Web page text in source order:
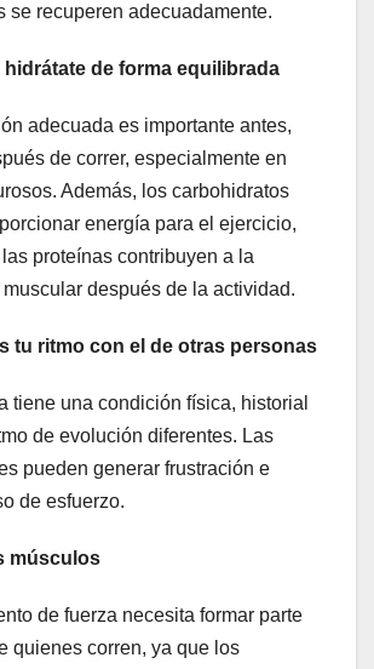
se recuperen adecuadamente.
hidrátate de forma equilibrada
adecuada es importante antes,
de correr, especialmente en
Además, los carbohidratos
energía para el ejercicio,
proteínas contribuyen a la
después de la actividad.
tu ritmo con el de otras personas
tiene una condición física, historial
de evolución diferentes. Las
pueden generar frustración e
de esfuerzo.
músculos
de fuerza necesita formar parte
quienes corren, ya que los